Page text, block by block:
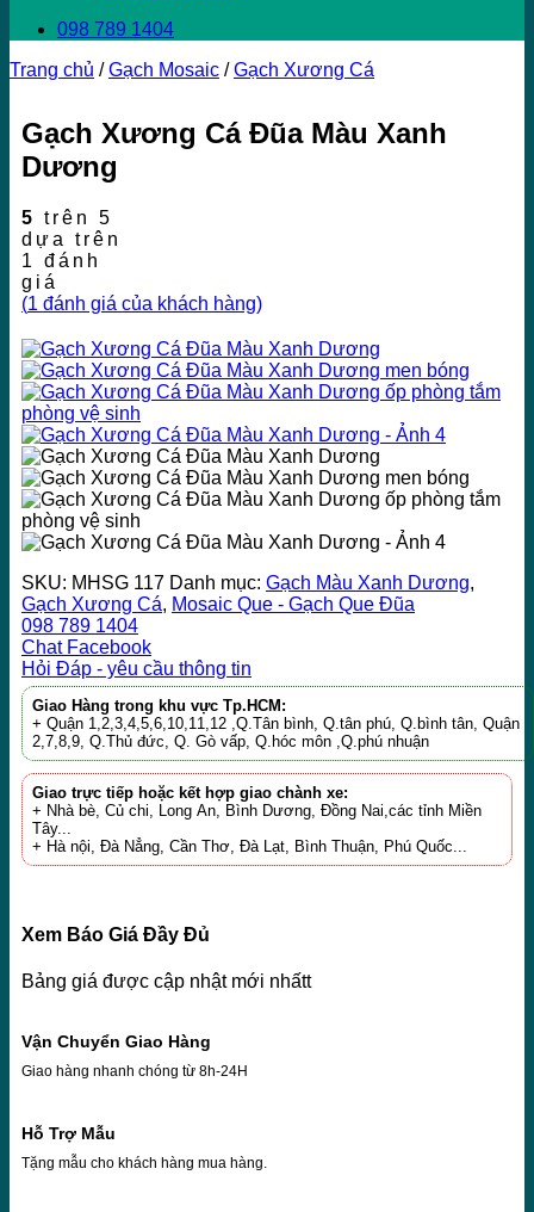
098 789 1404
Trang chủ / Gạch Mosaic / Gạch Xương Cá
Gạch Xương Cá Đũa Màu Xanh
Dương
5 trên 5
dựa trên
1
đánh
giá
(1 đánh giá của khách hàng)
SKU: MHSG 117 Danh mục: Gạch Màu Xanh Dương,
Gạch Xương Cá, Mosaic Que - Gạch Que Đũa
098 789 1404
Chat Facebook
Hỏi Đáp - yêu cầu thông tin
Giao Hàng trong khu vực Tp.HCM:
+ Quận 1,2,3,4,5,6,10,11,12 ,Q.Tân bình, Q.tân phú, Q.bình tân, Quận
2,7,8,9, Q.Thủ đức, Q. Gò vấp, Q.hóc môn ,Q.phú nhuận
Giao trực tiếp hoặc kết hợp giao chành xe:
+ Nhà bè, Củ chi, Long An, Bình Dương, Đồng Nai,các tỉnh Miền
Tây...
+ Hà nội, Đà Nẳng, Cần Thơ, Đà Lạt, Bình Thuận, Phú Quốc...
Xem Báo Giá Đầy Đủ
Bảng giá được cập nhật mới nhấtt
Vận Chuyển Giao Hàng
Giao hàng nhanh chóng từ 8h-24H
Hỗ Trợ Mẫu
Tặng mẫu cho khách hàng mua hàng.